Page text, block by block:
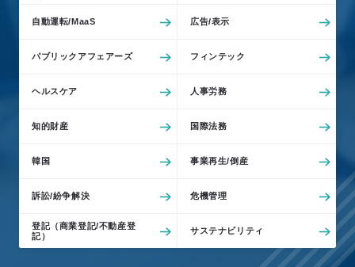
自動運転/MaaS 広告/表示
パブリックアフェアーズ フィンテック
ヘルスケア 人事労務
知的財産 国際法務
韓国 事業再生/倒産
訴訟/紛争解決 危機管理
登記（商業登記/不動産登
記）
サステナビリティ